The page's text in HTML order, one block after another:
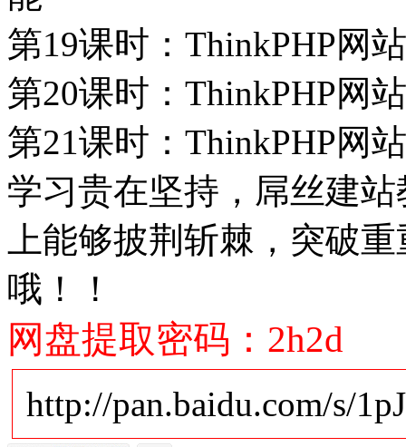
第19课时：ThinkPHP网
第20课时：ThinkPHP网
第21课时：ThinkPHP网
学习贵在坚持，屌丝建
上能够披荆斩棘，突破
哦！！
网盘提取密码：2h2d
http://pan.baidu.com/s/